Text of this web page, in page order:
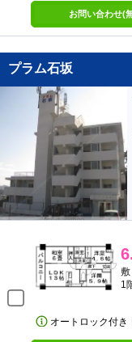
お問い合わせ(
プラム石坂
敷
1
オートロック付き